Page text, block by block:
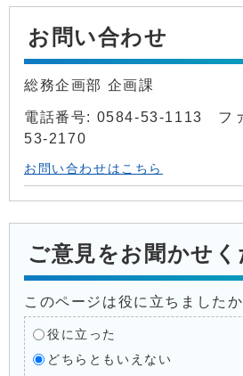
お問い合わせ
総務企画部 企画課
電話番号: 0584-53-1113 フ
53-2170
お問い合わせはこちら
ご意見をお聞かせ
このページは役に立ちましたか
役に立った
どちらともいえない